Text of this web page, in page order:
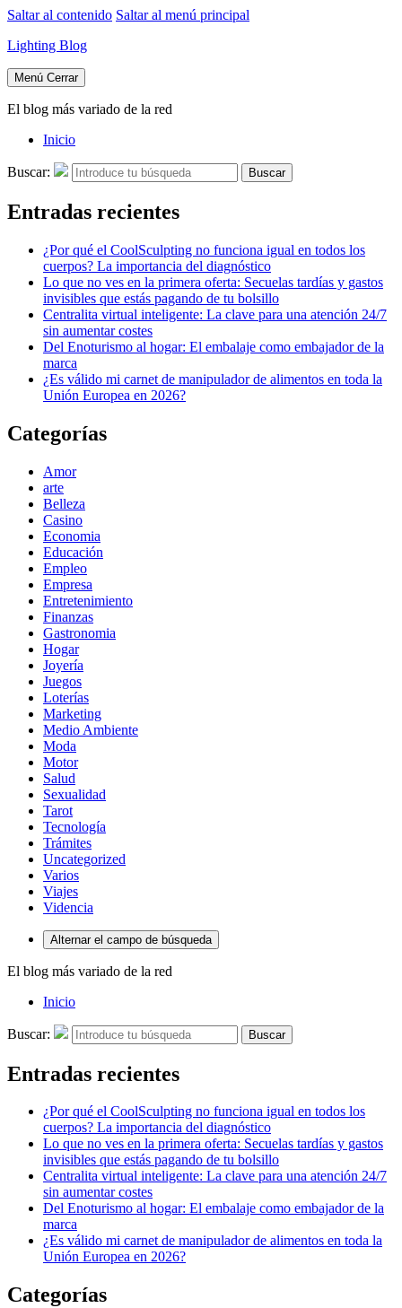
Saltar al contenido Saltar al menú principal
Lighting Blog
Menú Cerrar
El blog más variado de la red
Inicio
Buscar: Buscar
Entradas recientes
¿Por qué el CoolSculpting no funciona igual en todos los
cuerpos? La importancia del diagnóstico
Lo que no ves en la primera oferta: Secuelas tardías y gastos
invisibles que estás pagando de tu bolsillo
Centralita virtual inteligente: La clave para una atención 24/7
sin aumentar costes
Del Enoturismo al hogar: El embalaje como embajador de la
marca
¿Es válido mi carnet de manipulador de alimentos en toda la
Unión Europea en 2026?
Categorías
Amor
arte
Belleza
Casino
Economia
Educación
Empleo
Empresa
Entretenimiento
Finanzas
Gastronomia
Hogar
Joyería
Juegos
Loterías
Marketing
Medio Ambiente
Moda
Motor
Salud
Sexualidad
Tarot
Tecnología
Trámites
Uncategorized
Varios
Viajes
Videncia
Alternar el campo de búsqueda
El blog más variado de la red
Inicio
Buscar: Buscar
Entradas recientes
¿Por qué el CoolSculpting no funciona igual en todos los
cuerpos? La importancia del diagnóstico
Lo que no ves en la primera oferta: Secuelas tardías y gastos
invisibles que estás pagando de tu bolsillo
Centralita virtual inteligente: La clave para una atención 24/7
sin aumentar costes
Del Enoturismo al hogar: El embalaje como embajador de la
marca
¿Es válido mi carnet de manipulador de alimentos en toda la
Unión Europea en 2026?
Categorías